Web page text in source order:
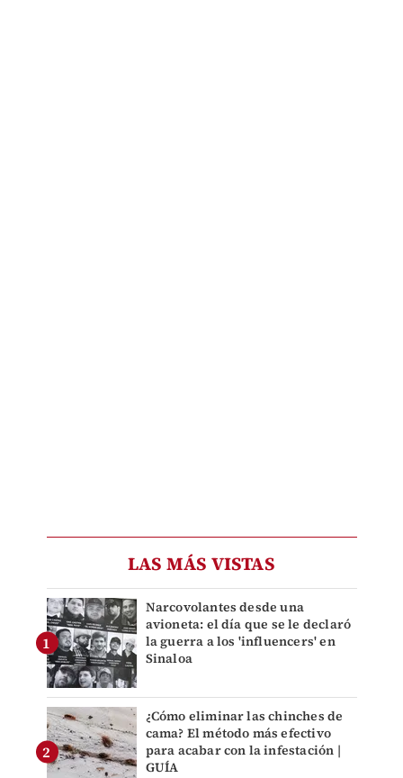
LAS MÁS VISTAS
Narcovolantes desde una
avioneta: el día que se le declaró
la guerra a los 'influencers' en
Sinaloa
¿Cómo eliminar las chinches de
cama? El método más efectivo
para acabar con la infestación |
GUÍA